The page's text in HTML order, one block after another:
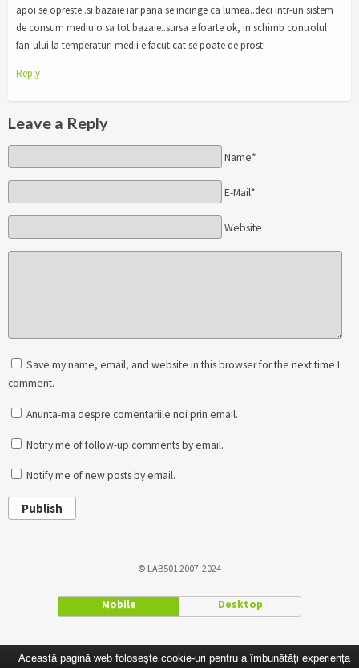
apoi se opreste..si bazaie iar pana se incinge ca lumea..deci intr-un sistem
de consum mediu o sa tot bazaie..sursa e foarte ok, in schimb controlul
fan-ului la temperaturi medii e facut cat se poate de prost!
Reply
Leave a Reply
Name*
E-Mail*
Website
Save my name, email, and website in this browser for the next time I
comment.
Anunta-ma despre comentariile noi prin email.
Notify me of follow-up comments by email.
Notify me of new posts by email.
Publish
© LAB501 2007-2024
Mobile Desktop
Această pagină web folosește cookie-uri pentru a îmbunătăți experiența